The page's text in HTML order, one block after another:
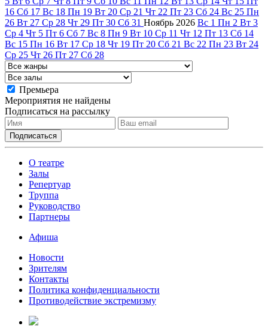
16 Сб 17 Вс 18 Пн 19 Вт 20 Ср 21 Чт 22 Пт 23 Сб 24 Вс 25 Пн
26 Вт 27 Ср 28 Чт 29 Пт 30 Сб 31 Ноябрь 2026 Вс 1 Пн 2 Вт 3
Ср 4 Чт 5 Пт 6 Сб 7 Вс 8 Пн 9 Вт 10 Ср 11 Чт 12 Пт 13 Сб 14
Вс 15 Пн 16 Вт 17 Ср 18 Чт 19 Пт 20 Сб 21 Вс 22 Пн 23 Вт 24
Ср 25 Чт 26 Пт 27 Сб 28
Премьера
Мероприятия не найдены
Подписаться на рассылку
О театре
Залы
Репертуар
Труппа
Руководство
Партнеры
Афиша
Новости
Зрителям
Контакты
Политика конфиденциальности
Противодействие экстремизму